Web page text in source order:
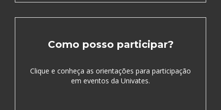
Como posso participar?
Clique e conheça as orientações para participação
em eventos da Univates.